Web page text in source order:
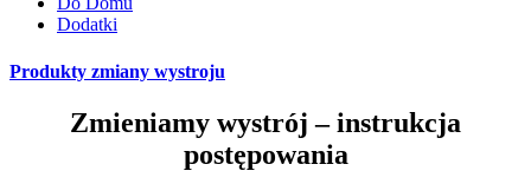
Dodatki
Produkty zmiany wystroju
Zmieniamy wystrój – instrukcja
postępowania